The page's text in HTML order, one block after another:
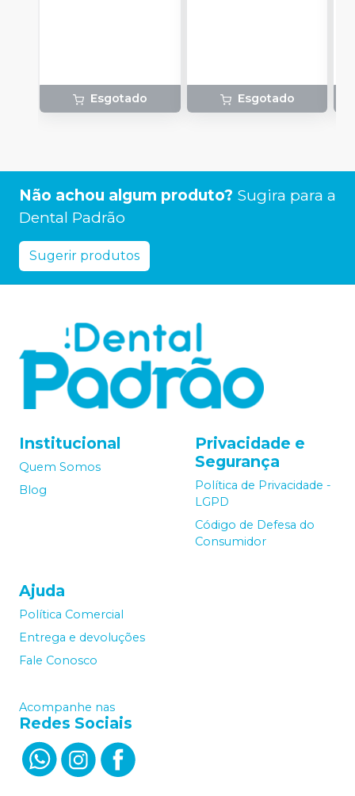
Esgotado Esgotado
Não achou algum produto? Sugira para a
Dental Padrão
Sugerir produtos
Institucional
Quem Somos
Blog
Privacidade e
Segurança
Política de Privacidade -
LGPD
Código de Defesa do
Consumidor
Ajuda
Política Comercial
Entrega e devoluções
Fale Conosco
Acompanhe nas
Redes Sociais